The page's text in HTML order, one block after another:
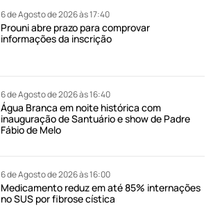
6 de Agosto de 2026 às 17:40
Prouni abre prazo para comprovar
informações da inscrição
6 de Agosto de 2026 às 16:40
Água Branca em noite histórica com
inauguração de Santuário e show de Padre
Fábio de Melo
6 de Agosto de 2026 às 16:00
Medicamento reduz em até 85% internações
no SUS por fibrose cística